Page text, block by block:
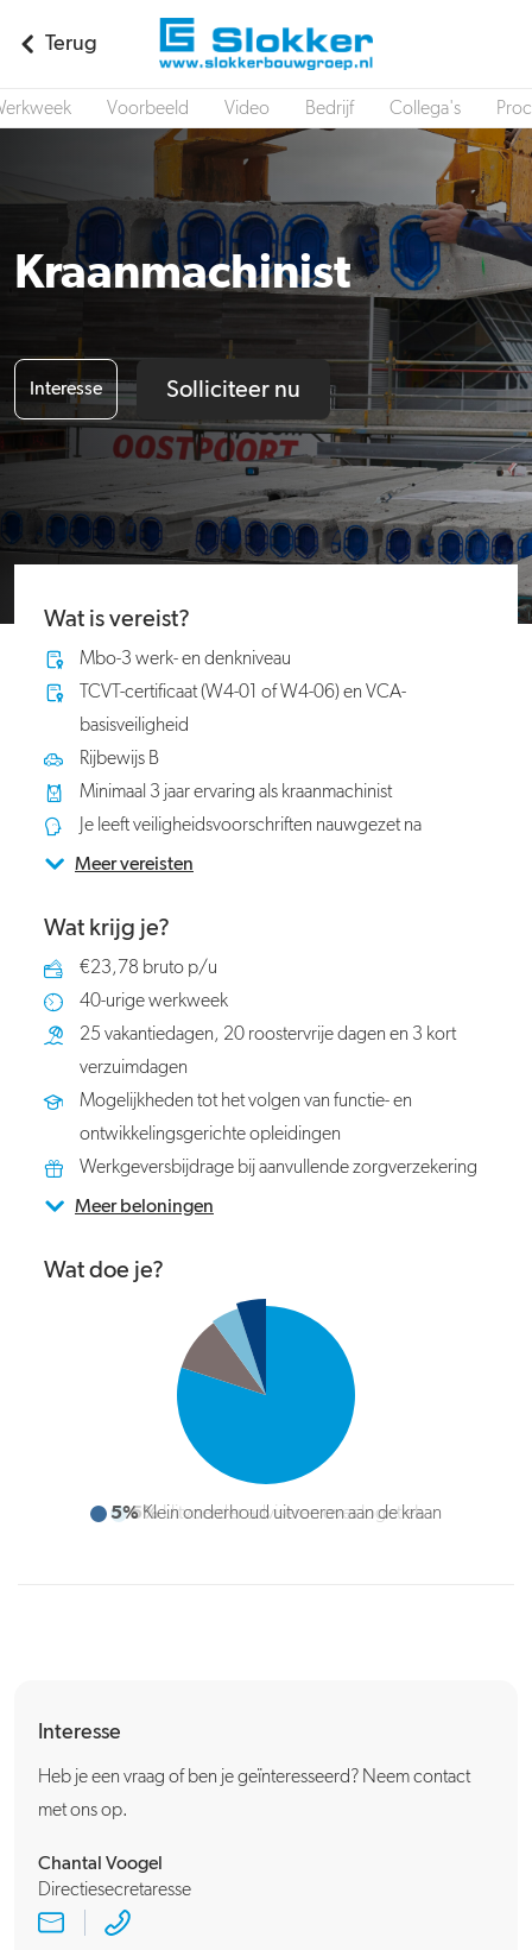
Terug
Voorbeeld Video Bedrijf Collega's
Kraanmachinist
Interesse Solliciteer nu
Wat is vereist?
Mbo-3 werk- en denkniveau
TCVT-certificaat (W4-01 of W4-06) en VCA-
basisveiligheid
Rijbewijs B
Minimaal 3 jaar ervaring als kraanmachinist
Je leeft veiligheidsvoorschriften nauwgezet na
Meer vereisten
Wat krijg je?
€23,78 bruto p/u
40-urige werkweek
25 vakantiedagen, 20 roostervrije dagen en 3 kort
verzuimdagen
Mogelijkheden tot het volgen van functie- en
ontwikkelingsgerichte opleidingen
Werkgeversbijdrage bij aanvullende zorgverzekering
Meer beloningen
Wat doe je?
5%Klein onderhoud uitvoeren aan de kraan
Interesse
Heb je een vraag of ben je geïnteresseerd? Neem contact
met ons op.
Chantal Voogel
Directiesecretaresse